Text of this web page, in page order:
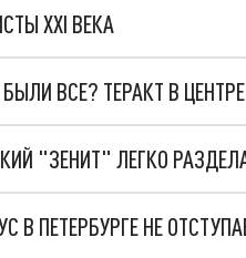
XXI ВЕКА
ВСЕ? ТЕРАКТ В
В ПЕТЕРБУРГЕ НЕ